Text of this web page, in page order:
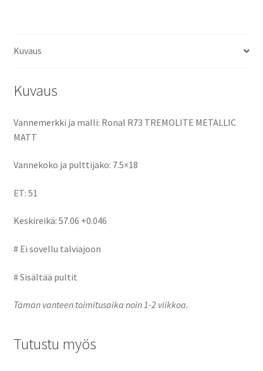
o
Kuvaus
Kuvaus
Vannemerkki ja malli: Ronal R73 TREMOLITE METALLIC
MATT
Vannekoko ja pulttijako: 7.5×18
ET: 51
Keskireikä: 57.06 +0.046
# Ei sovellu talviajoon
# Sisältää pultit
Tämän vanteen toimitusaika noin 1-2 viikkoa.
Tutustu myös